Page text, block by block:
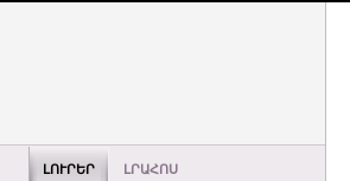
ԼՈՒՐԵՐ ԼՐԱՀՈՍ